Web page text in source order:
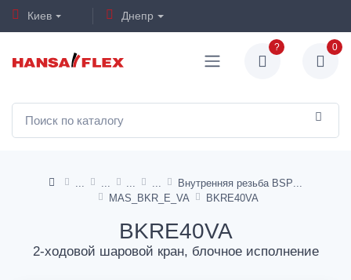
Киев Днепр
? 0
Внутренняя резьба BSP
MAS_BKR_E_VA
BKRE40VA
BKRE40VA
2-ходовой шаровой кран, блочное исполнение